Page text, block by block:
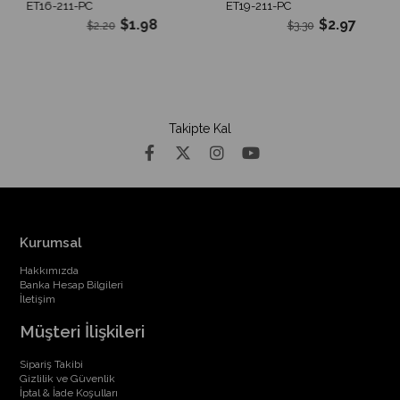
ET16-211-PC
$1.98
$2.20
ET19-211-PC
$2.97
$3.30
Takipte Kal
Kurumsal
Hakkımızda
Banka Hesap Bilgileri
İletişim
Müşteri İlişkileri
Sipariş Takibi
Gizlilik ve Güvenlik
İptal & İade Koşulları